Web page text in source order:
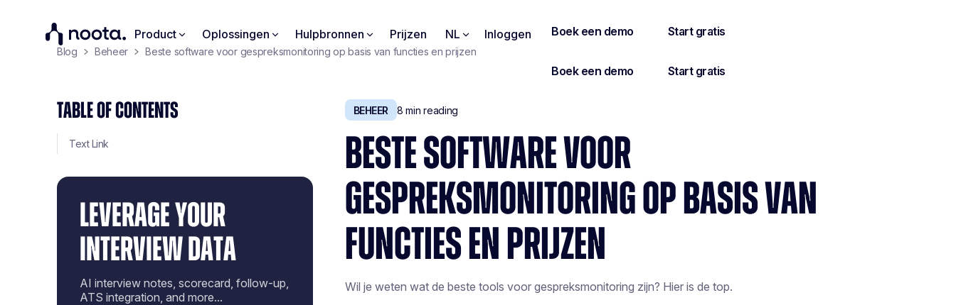
Product Oplossingen Hulpbronnen Prijzen NL Inloggen
Blog Beheer Beste software voor gespreksmonitoring op basis van functies en prijzen
TABLE OF CONTENTS
Text Link
LEVERAGE YOUR
INTERVIEW DATA
AI interview notes, scorecard, follow-up,
ATS integration, and more...
BEHEER 8 min reading
BESTE SOFTWARE VOOR
GESPREKSMONITORING OP BASIS VAN
FUNCTIES EN PRIJZEN
Wil je weten wat de beste tools voor gespreksmonitoring zijn? Hier is de top.